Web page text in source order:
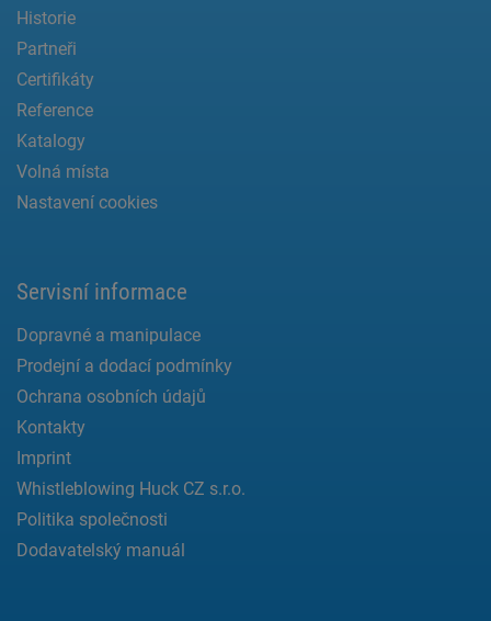
Historie
Partneři
Certifikáty
Reference
Katalogy
Volná místa
Nastavení cookies
Servisní informace
Dopravné a manipulace
Prodejní a dodací podmínky
Ochrana osobních údajů
Kontakty
Imprint
Whistleblowing Huck CZ s.r.o.
Politika společnosti
Dodavatelský manuál